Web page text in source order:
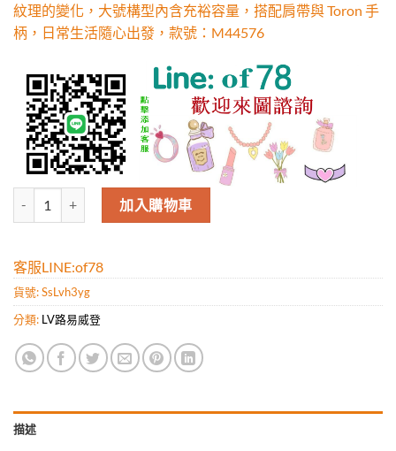
紋理的變化，大號構型內含充裕容量，搭配肩帶與 Toron 手
柄，日常生活隨心出發，款號：M44576
〖L029工廠出品〗【臺灣面料】 路易威登/LV ONTHEGO 手袋，在
加入購物車
客服LINE:of78
貨號:SsLvh3yg
分類: LV路易威登
描述